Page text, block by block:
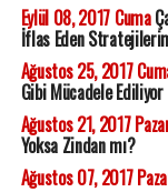
Eylül 08, 2017 Cuma
İflas Eden
Ağustos 25, 2017
Gibi Mücadele Ediliyor
Ağustos 21, 2017
Yoksa Zindan mı?
Ağustos 07, 2017